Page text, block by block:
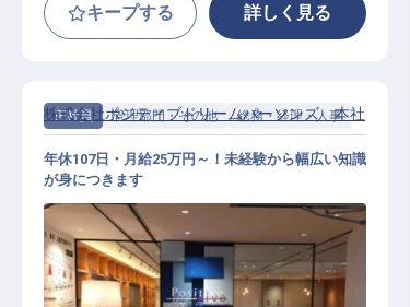
キープする 詳しく見る
正社員 管理部門・その他 総務・経理・人事
株式会社ポジティブドリームパーソンズ 本社
年休107日・月給25万円～！未経験から幅広い知識
が身につきます